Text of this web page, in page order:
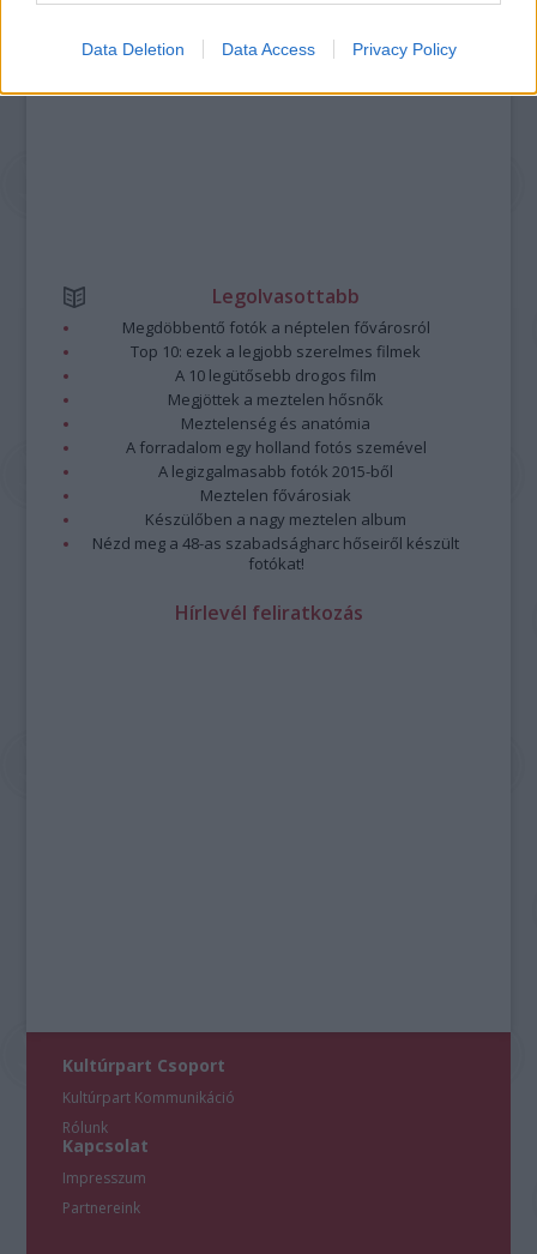
Data Deletion Data Access Privacy Policy
A hozzászólások avonatkozó jogszabályokértelmében felhasználói tartalomnak
nem vállal, azokat nem ellenőrzi. Kifogás esetén forduljon a blog szerkesztőjéhez.
Legolvasottabb
Megdöbbentő fotók a néptelen fővárosról
Top 10: ezek a legjobb szerelmes filmek
A 10 legütősebb drogos film
Megjöttek a meztelen hősnők
Meztelenség és anatómia
A forradalom egy holland fotós szemével
A legizgalmasabb fotók 2015-ből
Meztelen fővárosiak
Készülőben a nagy meztelen album
Nézd meg a 48-as szabadságharc hőseiről készült
fotókat!
Hírlevél feliratkozás
Kultúrpart Csoport
Kultúrpart Kommunikáció
Rólunk
Kapcsolat
Impresszum
Partnereink